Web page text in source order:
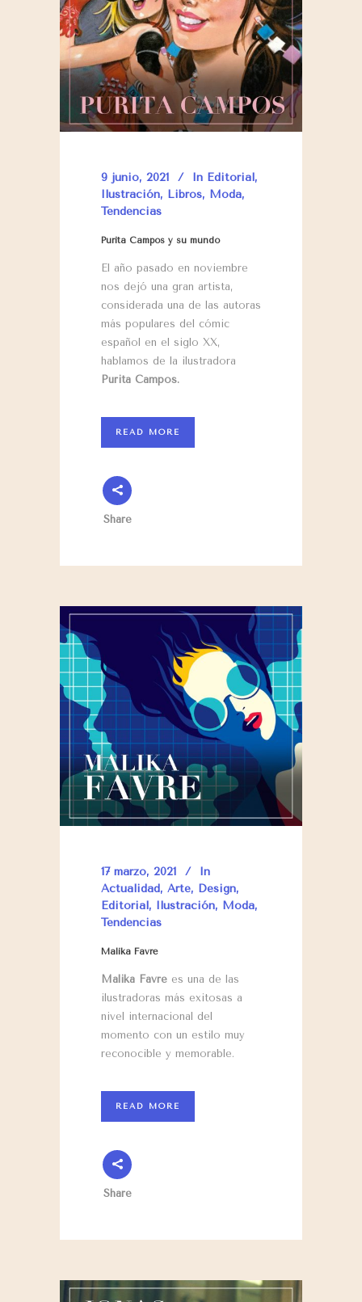
9 junio, 2021 In Editorial,
Ilustración, Libros, Moda,
Tendencias
Purita Campos y su mundo
El año pasado en noviembre
nos dejó una gran artista,
considerada una de las autoras
más populares del cómic
español en el siglo XX,
hablamos de la ilustradora
Purita Campos.
READ MORE
Share
17 marzo, 2021
In
Actualidad, Arte, Design,
Editorial, Ilustración, Moda,
Tendencias
Malika Favre
Malika Favre es una de las
ilustradoras más exitosas a
nivel internacional del
momento con un estilo muy
reconocible y memorable.
READ MORE
Share